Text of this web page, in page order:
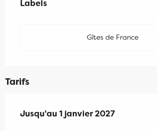
Labels
Labels
Gîtes de France
Tarifs
Du3 janvier 2026au1 janvier 2027
Jusqu'au 1 janvier 2027